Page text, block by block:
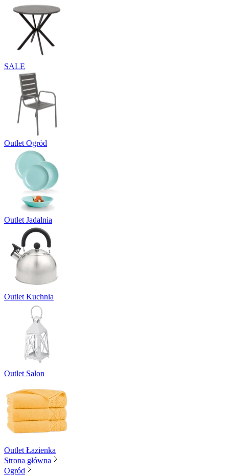
SALE
Outlet Ogród
Outlet Jadalnia
Outlet Kuchnia
Outlet Salon
Outlet Łazienka
Strona główna
Ogród